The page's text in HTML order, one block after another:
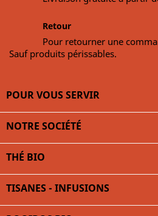
Retour
Pour retourner une
Sauf produits périssables.
POUR VOUS SERVIR
NOTRE SOCIÉTÉ
THÉ BIO
TISANES - INFUSIONS